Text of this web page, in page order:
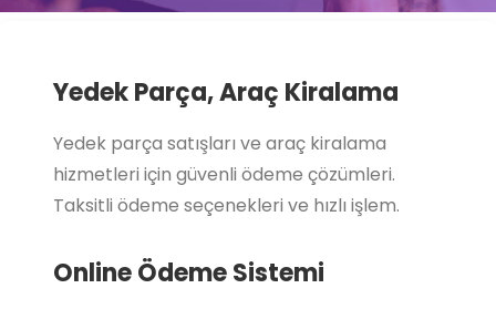
Yedek Parça, Araç Kiralama
Yedek parça satışları ve araç kiralama
hizmetleri için güvenli ödeme çözümleri.
Taksitli ödeme seçenekleri ve hızlı işlem.
Online Ödeme Sistemi